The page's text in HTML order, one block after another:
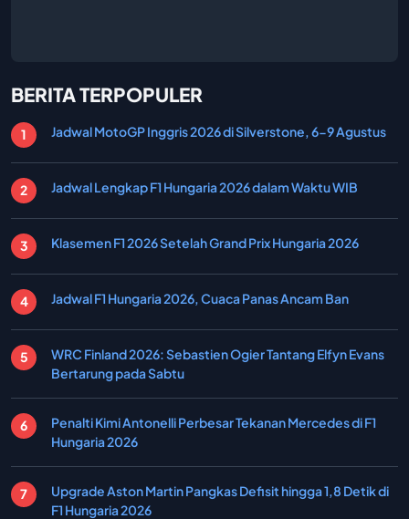
BERITA TERPOPULER
Jadwal MotoGP Inggris 2026 di Silverstone, 6-9 Agustus
Jadwal Lengkap F1 Hungaria 2026 dalam Waktu WIB
Klasemen F1 2026 Setelah Grand Prix Hungaria 2026
Jadwal F1 Hungaria 2026, Cuaca Panas Ancam Ban
WRC Finland 2026: Sebastien Ogier Tantang Elfyn Evans
Bertarung pada Sabtu
Penalti Kimi Antonelli Perbesar Tekanan Mercedes di F1
Hungaria 2026
Upgrade Aston Martin Pangkas Defisit hingga 1,8 Detik di
F1 Hungaria 2026